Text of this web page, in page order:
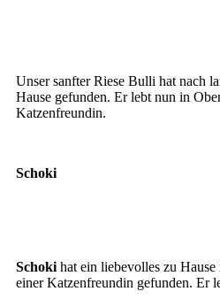
Unser sanfter Riese Bulli hat nach
Hause gefunden. Er lebt nun in
Katzenfreundin.
Schoki
Schoki hat ein liebevolles zu
einer Katzenfreundin gefunden. Er